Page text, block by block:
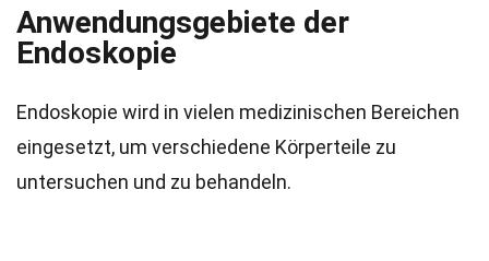
Anwendungsgebiete der
Endoskopie
Endoskopie wird in vielen medizinischen Bereichen
eingesetzt, um verschiedene Körperteile zu
untersuchen und zu behandeln.